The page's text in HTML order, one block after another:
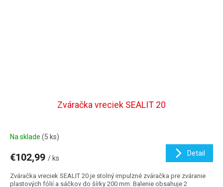
Zváračka vreciek SEALIT 20
Na sklade (5 ks)
€102,99 / ks
Detail
Zváračka vreciek SEALIT 20 je stolný impulzné zváračka pre zváranie
plastových fólií a sáčkov do šírky 200 mm. Balenie obsahuje 2